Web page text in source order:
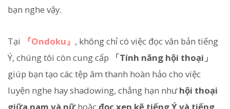
bạn nghe vậy.
Tại 『Ondoku』 , không chỉ có việc đọc văn bản tiếng
Ý, chúng tôi còn cung cấp
「Tính năng hội thoại」
giúp bạn tạo các tệp âm thanh hoàn hảo cho việc
luyện nghe hay shadowing, chẳng hạn nhưhội thoại